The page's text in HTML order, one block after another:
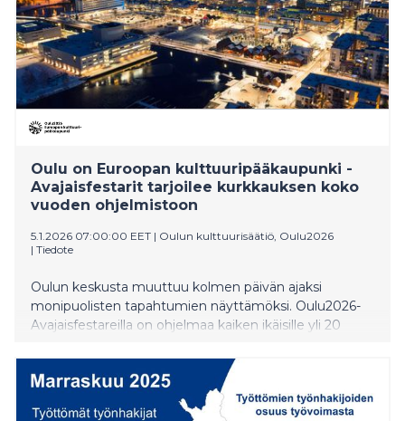
Oulu on Euroopan kulttuuripääkaupunki -
Avajaisfestarit tarjoilee kurkkauksen koko
vuoden ohjelmistoon
5.1.2026 07:00:00 EET | Oulun kulttuurisäätiö, Oulu2026
| Tiedote
Oulun keskusta muuttuu kolmen päivän ajaksi
monipuolisten tapahtumien näyttämöksi. Oulu2026-
Avajaisfestareilla on ohjelmaa kaiken ikäisille yli 20
pääsymaksutonta ja kaikille avointa. Oulu2026-
kumppanikunnat ovat mukana ohjelmistossa omilla